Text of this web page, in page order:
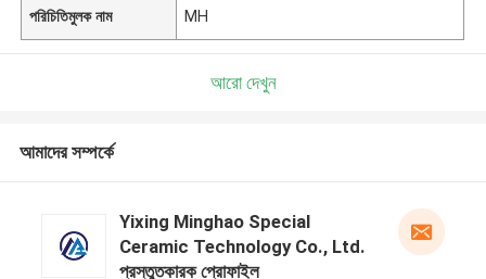
পরিচিতিমুলক নাম MH
আরো দেখুন
আমাদের সম্পর্কে
Yixing Minghao Special
Ceramic Technology Co., Ltd.
প্রস্তুতকারক প্রোফাইল